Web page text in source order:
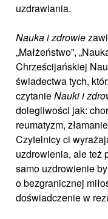
uzdrawiania.
Nauka i zdrowie
„Małżeństwo”,
Chrześcijańskiej
świadectwa tych,
czytanieNauki i
dolegliwości jak:
reumatyzm,
Czytelnicy ci
uzdrowienia, ale też
samo uzdrowienie
o bezgranicznej
doświadczenie w